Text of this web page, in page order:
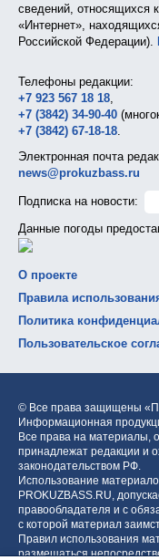
сведений, относящихся
«Интернет»,
Российской Федерации).
Телефоны редакции:
+7 923 567 18 18
+7 (3842) 34-90-40
+7 (3842) 67-18-18
Электронная почта
news@prokuzbass.ru
Подписка на новости:
Данные погоды
О проекте
Правила
Политика
Пользовательское
© Все права защищены
Информационная
Все права на материалы,
принадлежат редакции и
законодательством РФ.
Использование
PROKUZBASS.RU,
правообладателя и с
с которой материал
Правил использования
размещаться